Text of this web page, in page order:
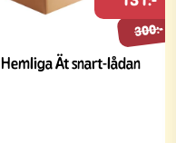
Hemliga Ät snart-lådan
300:-